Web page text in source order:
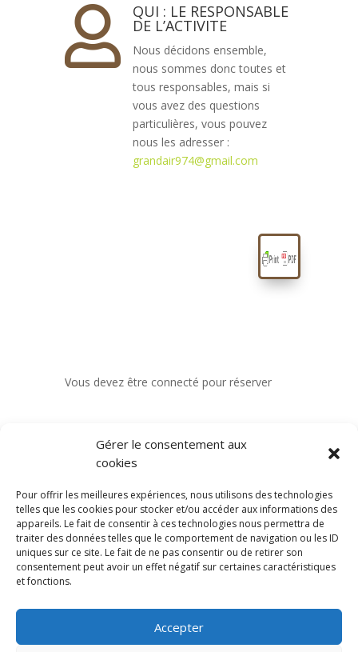
Gérer le consentement aux
cookies
Pour offrir les meilleures expériences, nous utilisons des technologies
telles que les cookies pour stocker et/ou accéder aux informations des
appareils. Le fait de consentir à ces technologies nous permettra de
traiter des données telles que le comportement de navigation ou les ID
uniques sur ce site. Le fait de ne pas consentir ou de retirer son
consentement peut avoir un effet négatif sur certaines caractéristiques
et fonctions.
Accepter
 QUI : LE RESPONSABLE
DE L’ACTIVITE
Nous décidons ensemble,
nous sommes donc toutes et
tous responsables, mais si
vous avez des questions
particulières, vous pouvez
nous les adresser :
grandair974@gmail.com
Vous devez être connecté pour réserver